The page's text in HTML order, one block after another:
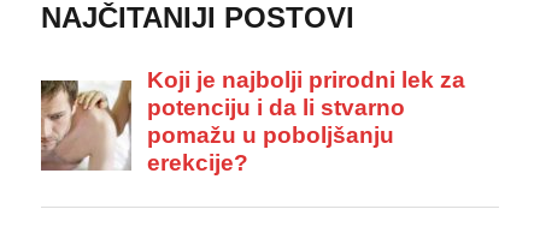
NAJČITANIJI POSTOVI